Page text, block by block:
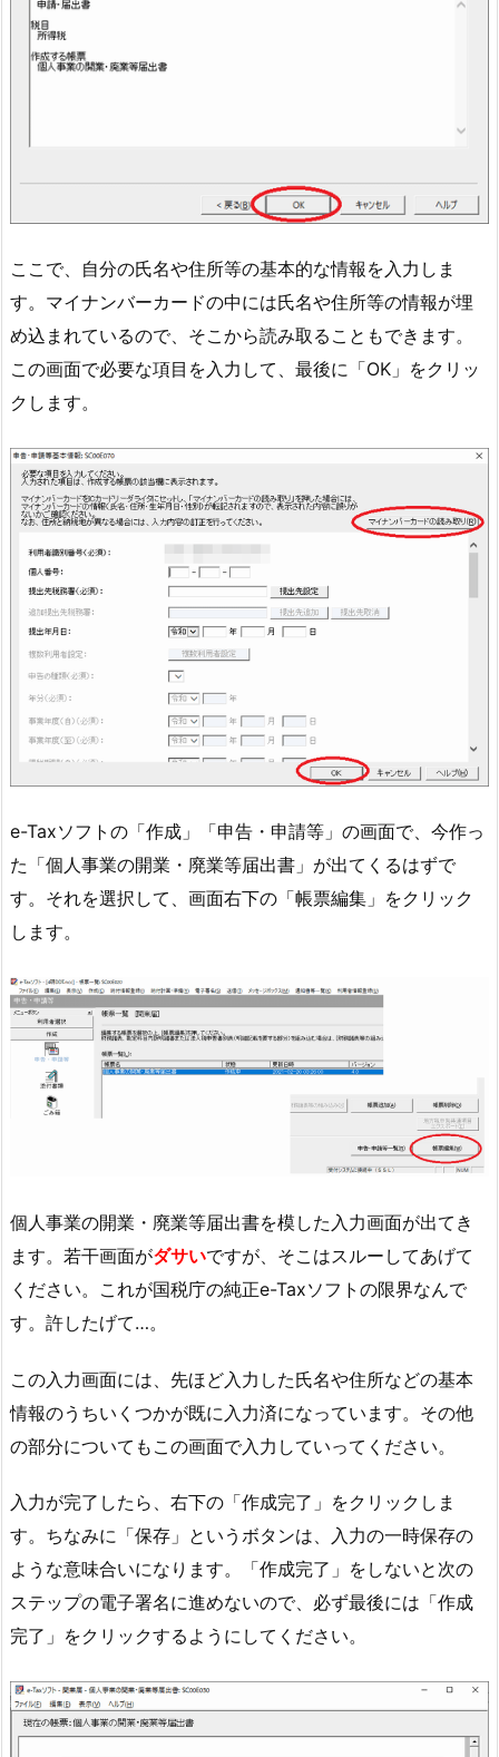
ここで、自分の氏名や住所等の基本的な情報を入力しま
す。マイナンバーカードの中には氏名や住所等の情報が埋
め込まれているので、そこから読み取ることもできます。
この画面で必要な項目を入力して、最後に「OK」をクリッ
クします。
e-Taxソフトの「作成」「申告・申請等」の画面で、今作っ
た「個人事業の開業・廃業等届出書」が出てくるはずで
す。それを選択して、画面右下の「帳票編集」をクリック
します。
個人事業の開業・廃業等届出書を模した入力画面が出てき
ます。若干画面がダサいですが、そこはスルーしてあげて
ください。これが国税庁の純正e-Taxソフトの限界なんで
す。許したげて…。
この入力画面には、先ほど入力した氏名や住所などの基本
情報のうちいくつかが既に入力済になっています。その他
の部分についてもこの画面で入力していってください。
入力が完了したら、右下の「作成完了」をクリックしま
す。ちなみに「保存」というボタンは、入力の一時保存の
ような意味合いになります。「作成完了」をしないと次の
ステップの電子署名に進めないので、必ず最後には「作成
完了」をクリックするようにしてください。